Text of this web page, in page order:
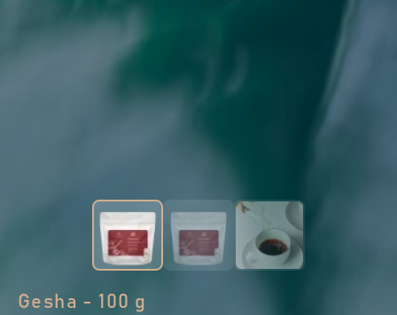
Gesha - 100 g